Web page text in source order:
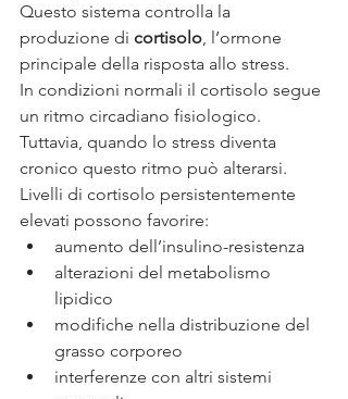
Questo sistema controlla la
produzione di cortisolo, l’ormone
principale della risposta allo stress.
In condizioni normali il cortisolo segue
un ritmo circadiano fisiologico.
Tuttavia, quando lo stress diventa
cronico questo ritmo può alterarsi.
Livelli di cortisolo persistentemente
elevati possono favorire:
aumento dell’insulino-resistenza
alterazioni del metabolismo
lipidico
modifiche nella distribuzione del
grasso corporeo
interferenze con altri sistemi